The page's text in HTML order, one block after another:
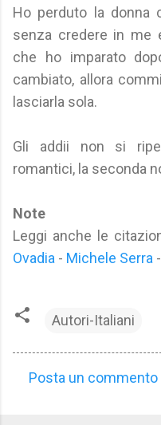
Ho perduto la donna
senza credere in me
che ho imparato
cambiato, allora
lasciarla sola.
Gli addii non si
romantici, la seconda
Note
Leggi anche le
Ovadia - Michele Serra -
Autori-Italiani
Posta un commento